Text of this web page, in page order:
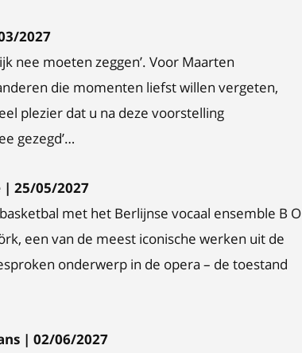
2027
nee moeten zeggen’. Voor Maarten
die momenten liefst willen vergeten,
plezier dat u na deze voorstelling
gezegd’…
| 25/05/2027
met het Berlijnse vocaal ensemble B O
een van de meest iconische werken uit de
onderwerp in de opera – de toestand
| 02/06/2027